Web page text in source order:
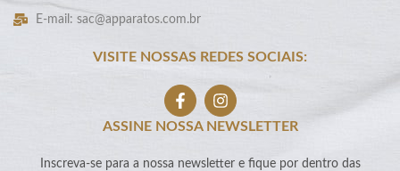
E-mail: sac@apparatos.com.br
VISITE NOSSAS REDES SOCIAIS:
ASSINE NOSSA NEWSLETTER
Inscreva-se para a nossa newsletter e fique por dentro das